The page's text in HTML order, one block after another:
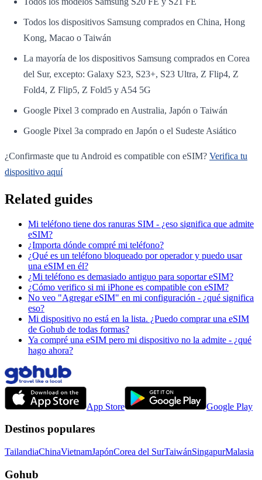
Todos los dispositivos Samsung comprados en China, Hong
Kong, Macao o Taiwán
La mayoría de los dispositivos Samsung comprados en Corea
del Sur, excepto: Galaxy S23, S23+, S23 Ultra, Z Flip4, Z
Fold4, Z Flip5, Z Fold5 y A54 5G
Google Pixel 3 comprado en Australia, Japón o Taiwán
Google Pixel 3a comprado en Japón o el Sudeste Asiático
¿Confirmaste que tu Android es compatible con eSIM? Verifica tu
dispositivo aquí
Related guides
Mi teléfono tiene dos ranuras SIM - ¿eso significa que admite
eSIM?
¿Importa dónde compré mi teléfono?
¿Qué es un teléfono bloqueado por operador y puedo usar
una eSIM en él?
¿Mi teléfono es demasiado antiguo para soportar eSIM?
¿Cómo verifico si mi iPhone es compatible con eSIM?
No veo "Agregar eSIM" en mi configuración - ¿qué significa
eso?
Mi dispositivo no está en la lista. ¿Puedo comprar una eSIM
de Gohub de todas formas?
Ya compré una eSIM pero mi dispositivo no la admite - ¿qué
hago ahora?
App Store Google Play
Destinos populares
TailandiaChinaVietnamJapónCorea del SurTaiwánSingapurMalasia
Gohub